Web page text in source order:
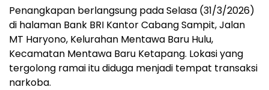
Penangkapan berlangsung pada Selasa (31/3/2026)
di halaman Bank BRI Kantor Cabang Sampit, Jalan
MT Haryono, Kelurahan Mentawa Baru Hulu,
Kecamatan Mentawa Baru Ketapang. Lokasi yang
tergolong ramai itu diduga menjadi tempat transaksi
narkoba.